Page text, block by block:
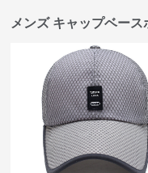
メンズ キャップベー